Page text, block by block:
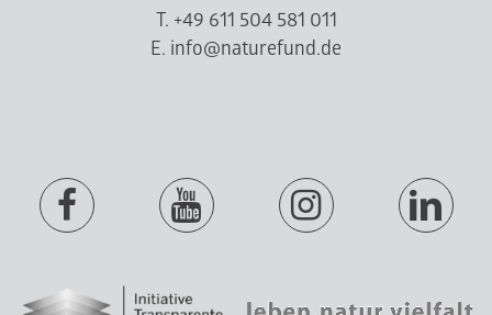
T. +49 611 504 581 011
E. info@naturefund.de